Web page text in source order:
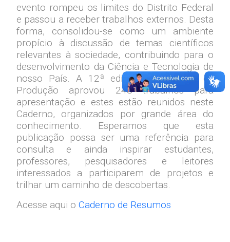
evento rompeu os limites do Distrito Federal
e passou a receber trabalhos externos. Desta
forma, consolidou-se como um ambiente
propício à discussão de temas científicos
relevantes à sociedade, contribuindo para o
desenvolvimento da Ciência e Tecnologia de
nosso País. A 12ª edição da Semana de
Produção aprovou 248 trabalhos para
apresentação e estes estão reunidos neste
Caderno, organizados por grande área do
conhecimento. Esperamos que esta
publicação possa ser uma referência para
consulta e ainda inspirar estudantes,
professores, pesquisadores e leitores
interessados a participarem de projetos e
trilhar um caminho de descobertas.
Acesse aqui o Caderno de Resumos